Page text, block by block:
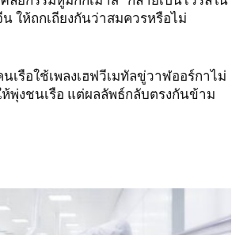
น ให้ถกเถียงกันว่าสมควรหรือไม่
นเรือใช้เพลงเฮฟวีเมทัลขู่วาฬออร์กาไม่
ห้พุ่งชนเรือ แต่ผลลัพธ์กลับตรงกันข้าม